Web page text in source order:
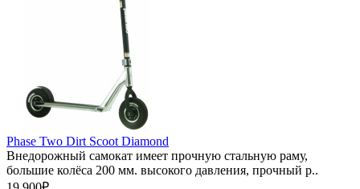
Phase Two Dirt Scoot Diamond
Внедорожный самокат имеет прочную стальную раму,
большие колёса 200 мм. высокого давления, прочный р..